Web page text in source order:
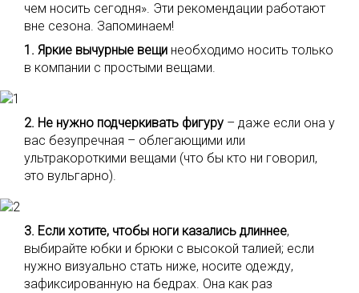
чем носить сегодня». Эти рекомендации работают
вне сезона. Запоминаем!
1. Яркие вычурные вещи необходимо носить только
в компании с простыми вещами.
2. Не нужно подчеркивать фигуру – даже если она у
вас безупречная – облегающими или
ультракороткими вещами (что бы кто ни говорил,
это вульгарно).
3. Если хотите, чтобы ноги казались длиннее,
выбирайте юбки и брюки с высокой талией; если
нужно визуально стать ниже, носите одежду,
зафиксированную на бедрах. Она как раз